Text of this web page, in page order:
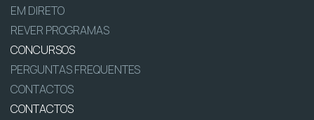
EM DIRETO
REVER PROGRAMAS
CONCURSOS
PERGUNTAS FREQUENTES
CONTACTOS
CONTACTOS